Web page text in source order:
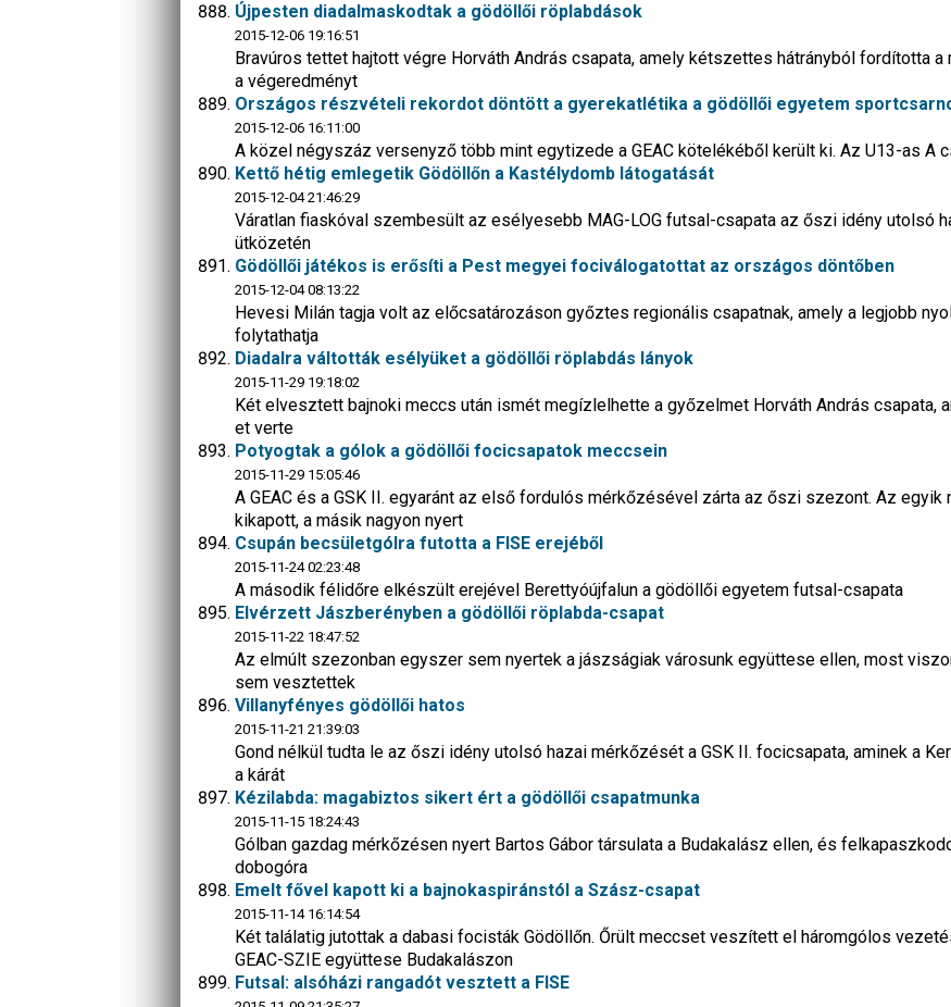
Újpesten diadalmaskodtak a gödöllői röplabdások
2015-12-06 19:16:51
Bravúros tettet hajtott végre Horváth András csapata, amely kétszettes hátrányból fordította a
a végeredményt
Országos részvételi rekordot döntött a gyerekatlétika a gödöllői egyetem
2015-12-06 16:11:00
A közel négyszáz versenyző több mint egytizede a GEAC kötelékéből került ki. Az U13-as A
Kettő hétig emlegetik Gödöllőn a Kastélydomb látogatását
2015-12-04 21:46:29
Váratlan fiaskóval szembesült az esélyesebb MAG-LOG futsal-csapata az őszi idény utolsó
ütközetén
Gödöllői játékos is erősíti a Pest megyei fociválogatottat az országos döntőben
2015-12-04 08:13:22
Hevesi Milán tagja volt az előcsatározáson győztes regionális csapatnak, amely a legjobb
folytathatja
Diadalra váltották esélyüket a gödöllői röplabdás lányok
2015-11-29 19:18:02
Két elvesztett bajnoki meccs után ismét megízlelhette a győzelmet Horváth András csapata,
et verte
Potyogtak a gólok a gödöllői focicsapatok meccsein
2015-11-29 15:05:46
A GEAC és a GSK II. egyaránt az első fordulós mérkőzésével zárta az őszi szezont. Az egyik
kikapott, a másik nagyon nyert
Csupán becsületgólra futotta a FISE erejéből
2015-11-24 02:23:48
A második félidőre elkészült erejével Berettyóújfalun a gödöllői egyetem futsal-csapata
Elvérzett Jászberényben a gödöllői röplabda-csapat
2015-11-22 18:47:52
Az elmúlt szezonban egyszer sem nyertek a jászságiak városunk együttese ellen, most
sem vesztettek
Villanyfényes gödöllői hatos
2015-11-21 21:39:03
Gond nélkül tudta le az őszi idény utolsó hazai mérkőzését a GSK II. focicsapata, aminek a
a kárát
Kézilabda: magabiztos sikert ért a gödöllői csapatmunka
2015-11-15 18:24:43
Gólban gazdag mérkőzésen nyert Bartos Gábor társulata a Budakalász ellen, és
dobogóra
Emelt fővel kapott ki a bajnokaspiránstól a Szász-csapat
2015-11-14 16:14:54
Két találatig jutottak a dabasi focisták Gödöllőn. Őrült meccset veszített el háromgólos
GEAC-SZIE együttese Budakalászon
Futsal: alsóházi rangadót vesztett a FISE